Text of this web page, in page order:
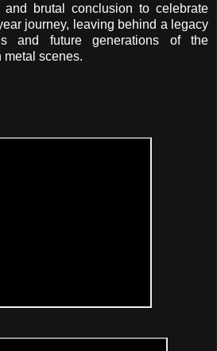
brutal conclusion to celebrate
journey, leaving behind a legacy
and future generations of the
metal scenes.